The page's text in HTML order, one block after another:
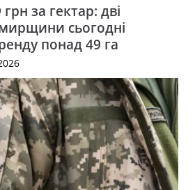
за гектар: дві
сьогодні
понад 49 га